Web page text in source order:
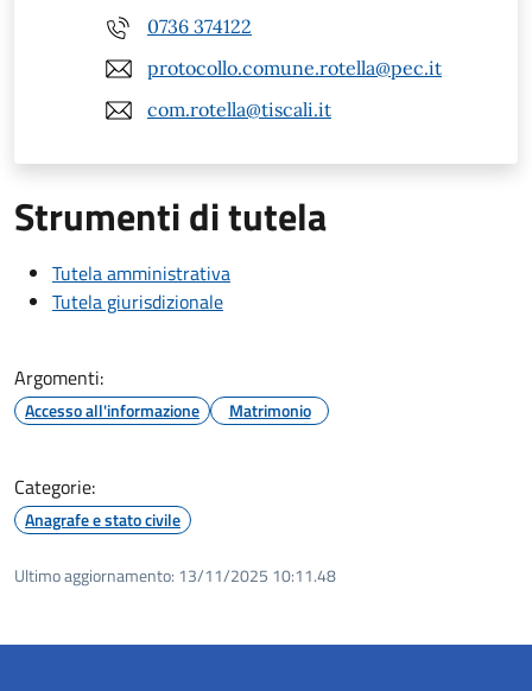
0736 374122
protocollo.comune.rotella@pec.it
com.rotella@tiscali.it
Strumenti di tutela
Tutela amministrativa
Tutela giurisdizionale
Argomenti:
Accesso all'informazione Matrimonio
Categorie:
Anagrafe e stato civile
Ultimo aggiornamento: 13/11/2025 10:11.48